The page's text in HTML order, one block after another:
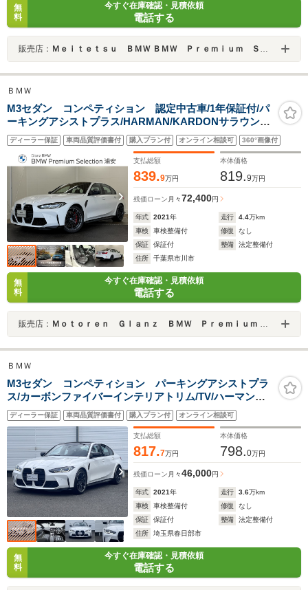
無
料
今すぐ在庫確認・見積依頼
電話する
販売店： Ｍｅｉｔｅｔｓｕ ＢＭＷ ＢＭＷ Ｐｒｅｍｉｕｍ Ｓｅｌｅｃｔｉｏｎ 多治見
ＢＭＷ
M3セダン コンペティション 認定中古車/1年保証付/パ
ーキングアシストプラス/HARMAN/KARDONサラウン
ド・サウンド・システム/BMW ライブ・コクピット・プ
ロ/BMW レーザーライト/M コンパウンドブレーキ・レッ
ディーラー保証 車両品質評価書付 購入プラン付 オンライン相談可 360°画像付
支払総額
839.9万円
本体価格
819.9万円
残価ローン 月々72,400円
年式 2021年 走行 4.4万km
車検
車検整備付 修復
なし
保証
保証付 整備
法定整備付
住所
千葉県市川市
無
料
今すぐ在庫確認・見積依頼
電話する
販売店： Ｍｏｔｏｒｅｎ Ｇｌａｎｚ ＢＭＷ Ｐｒｅｍｉｕｍ Ｓｅｌｅｃｔｉｏｎ浦安／（株）モトーレン・グランツ
ＢＭＷ
M3セダン コンペティション パーキングアシストプラ
ス/カーボンファイバーインテリアトリム/TV/ハーマンカ
ードン/レーザーライト/BMW認定中古車保証付き
ディーラー保証 車両品質評価書付 購入プラン付 オンライン相談可
支払総額
817.7万円
本体価格
798.0万円
残価ローン 月々46,000円
年式 2021年 走行 3.6万km
車検
車検整備付 修復
なし
保証
保証付 整備
法定整備付
住所
埼玉県春日部市
無
料
今すぐ在庫確認・見積依頼
電話する